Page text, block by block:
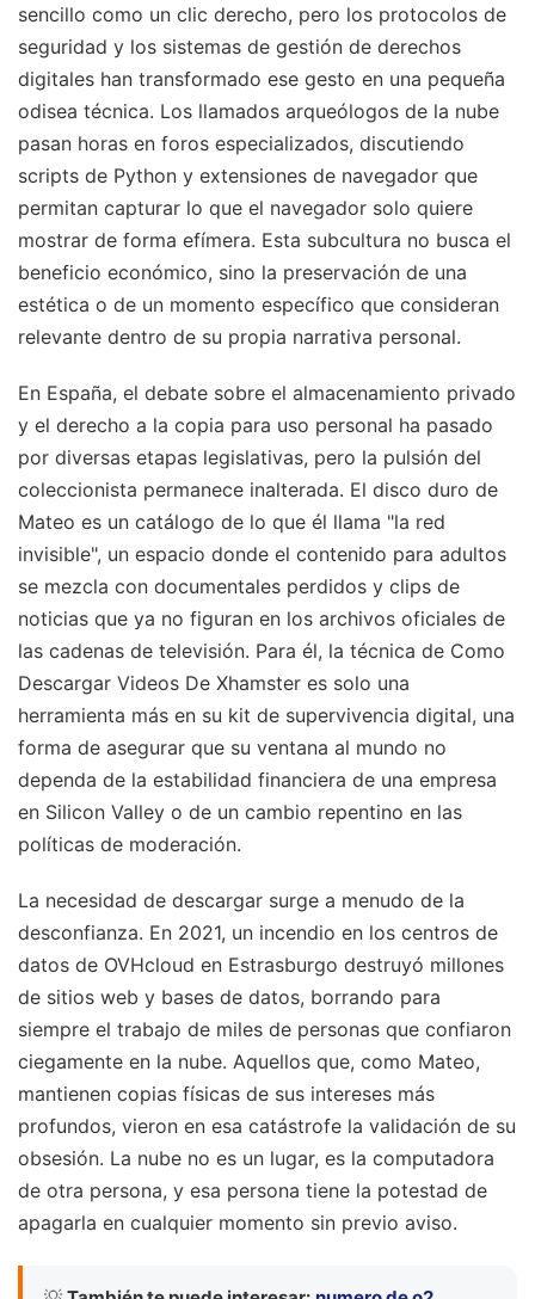
sencillo como un clic derecho, pero los protocolos de
seguridad y los sistemas de gestión de derechos
digitales han transformado ese gesto en una pequeña
odisea técnica. Los llamados arqueólogos de la nube
pasan horas en foros especializados, discutiendo
scripts de Python y extensiones de navegador que
permitan capturar lo que el navegador solo quiere
mostrar de forma efímera. Esta subcultura no busca el
beneficio económico, sino la preservación de una
estética o de un momento específico que consideran
relevante dentro de su propia narrativa personal.
En España, el debate sobre el almacenamiento privado
y el derecho a la copia para uso personal ha pasado
por diversas etapas legislativas, pero la pulsión del
coleccionista permanece inalterada. El disco duro de
Mateo es un catálogo de lo que él llama "la red
invisible", un espacio donde el contenido para adultos
se mezcla con documentales perdidos y clips de
noticias que ya no figuran en los archivos oficiales de
las cadenas de televisión. Para él, la técnica de Como
Descargar Videos De Xhamster es solo una
herramienta más en su kit de supervivencia digital, una
forma de asegurar que su ventana al mundo no
dependa de la estabilidad financiera de una empresa
en Silicon Valley o de un cambio repentino en las
políticas de moderación.
La necesidad de descargar surge a menudo de la
desconfianza. En 2021, un incendio en los centros de
datos de OVHcloud en Estrasburgo destruyó millones
de sitios web y bases de datos, borrando para
siempre el trabajo de miles de personas que confiaron
ciegamente en la nube. Aquellos que, como Mateo,
mantienen copias físicas de sus intereses más
profundos, vieron en esa catástrofe la validación de su
obsesión. La nube no es un lugar, es la computadora
de otra persona, y esa persona tiene la potestad de
apagarla en cualquier momento sin previo aviso.